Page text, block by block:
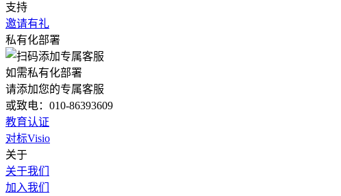
支持
邀请有礼
私有化部署
如需私有化部署
请添加您的专属客服
或致电：010-86393609
教育认证
对标Visio
关于
关于我们
加入我们